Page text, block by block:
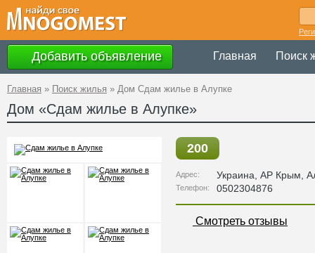
Добавить объявление Главная Поиск
Главная » Поиск жилья » Дом Сдам жилье в Алупке
Дом «Сдам жилье в Алупке»
200
Адрес: Украина АР Крым ,
Телефон: 0502304876
Смотреть отзывы